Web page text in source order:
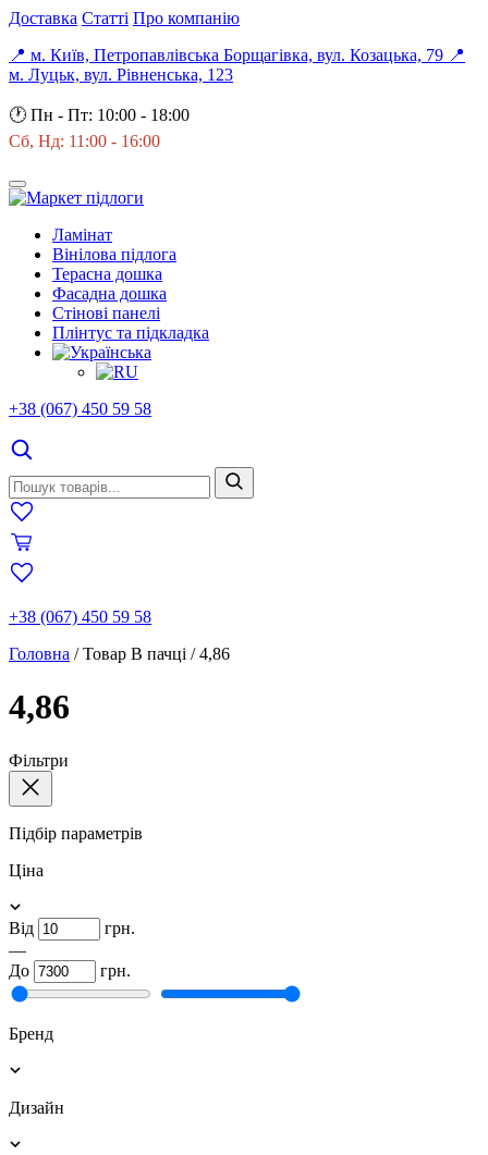
Доставка Статті Про компанію
📍 м. Київ, Петропавлівська Борщагівка, вул. Козацька, 79 📍
м. Луцьк, вул. Рівненська, 123
🕐 Пн - Пт: 10:00 - 18:00
Сб, Нд: 11:00 - 16:00
Ламінат
Вінілова підлога
Терасна дошка
Фасадна дошка
Стінові панелі
Плінтус та підкладка
+38 (067) 450 59 58
+38 (067) 450 59 58
Головна /Товар В пачці /4,86
4,86
Фільтри
Підбір параметрів
Ціна
Від
грн.
—
До
грн.
Бренд
Дизайн